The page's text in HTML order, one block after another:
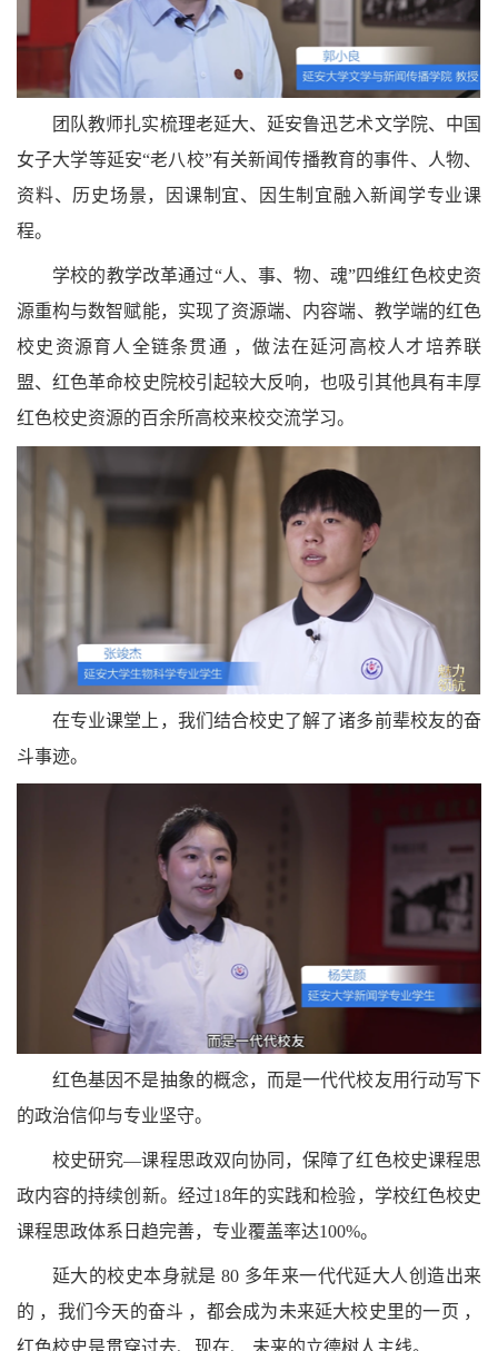
团队教师扎实梳理老延大、延安鲁迅艺术文学院、中国
女子大学等延安“老八校”有关新闻传播教育的事件、人物、
资料、历史场景，因课制宜、因生制宜融入新闻学专业课
程。
学校的教学改革通过“人、事、物、魂”四维红色校史资
源重构与数智赋能，实现了资源端、内容端、教学端的红色
校史资源育人全链条贯通 ，做法在延河高校人才培养联
盟、红色革命校史院校引起较大反响，也吸引其他具有丰厚
红色校史资源的百余所高校来校交流学习。
在专业课堂上，我们结合校史了解了诸多前辈校友的奋
斗事迹。
红色基因不是抽象的概念，而是一代代校友用行动写下
的政治信仰与专业坚守。
校史研究—课程思政双向协同，保障了红色校史课程思
政内容的持续创新。经过18年的实践和检验，学校红色校史
课程思政体系日趋完善，专业覆盖率达100%。
延大的校史本身就是 80 多年来一代代延大人创造出来
的 ，我们今天的奋斗 ，都会成为未来延大校史里的一页 ，
红色校史是贯穿过去、现在、 未来的立德树人主线。